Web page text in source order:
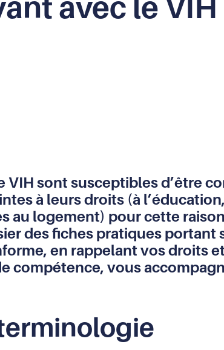
avec le
VIH sont susceptibles d’être
à leurs droits (à
au logement) pour cette
des fiches pratiques
en rappelant vos droits
compétence, vous